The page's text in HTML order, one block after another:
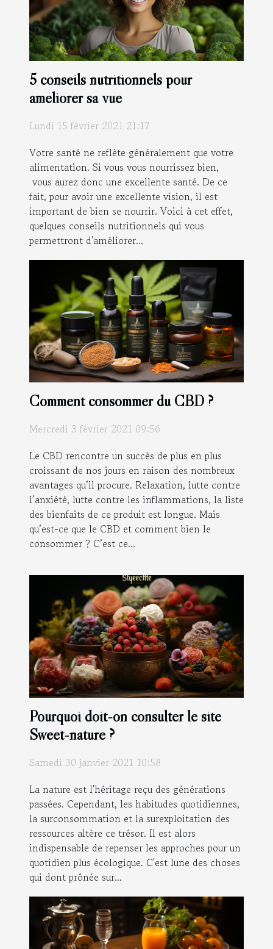
5 conseils nutritionnels pour
améliorer sa vue
Lundi 15 février 2021 21:17
Votre santé ne reflète généralement que votre
alimentation. Si vous vous nourrissez bien,
vous aurez donc une excellente santé. De ce
fait, pour avoir une excellente vision, il est
important de bien se nourrir. Voici à cet effet,
quelques conseils nutritionnels qui vous
permettront d'améliorer...
Comment consommer du CBD ?
Mercredi 3 février 2021 09:56
Le CBD rencontre un succès de plus en plus
croissant de nos jours en raison des nombreux
avantages qu’il procure. Relaxation, lutte contre
l’anxiété, lutte contre les inflammations, la liste
des bienfaits de ce produit est longue. Mais
qu’est-ce que le CBD et comment bien le
consommer ? C’est ce...
Pourquoi doit-on consulter le site
Sweet-nature ?
Samedi 30 janvier 2021 10:58
La nature est l'héritage reçu des générations
passées. Cependant, les habitudes quotidiennes,
la surconsommation et la surexploitation des
ressources altère ce trésor. Il est alors
indispensable de repenser les approches pour un
quotidien plus écologique. C'est lune des choses
qui dont prônée sur...